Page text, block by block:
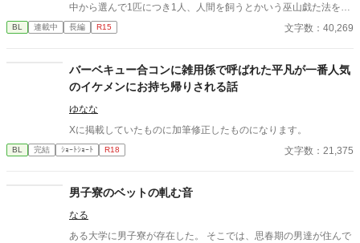
中から選んで1匹につき1人、人間を飼うとかいう巫山戯た法を提
案したようだけれど。 「まあ何も変わらない、はず…」 ちょっと
視界に映る生き物の種類が増えるだけ。そう思ってた。 ほんと
働く最下層の男。顔立ちは悪くないが、不摂生で見る影もない。
変化を嫌い、現状維持を好む。 タルア＝ミース(347) 職業不詳の
人外、Swis(スウィズ)。お金持ち。 最初は可愛いペットとしか見
BL 連載中 長編 R15 文字数：40,269
バーベキュー合コンに雑用係で呼ばれた平凡が一番人気
のイケメンにお持ち帰りされる話
ゆなな
Xに掲載していたものに加筆修正したものになります。
BL 完結 ｼｮｰﾄｼｮｰﾄ R18 文字数：21,375
男子寮のベットの軋む音
なる
ある大学に男子寮が存在した。 そこでは、思春期の男達が住んで